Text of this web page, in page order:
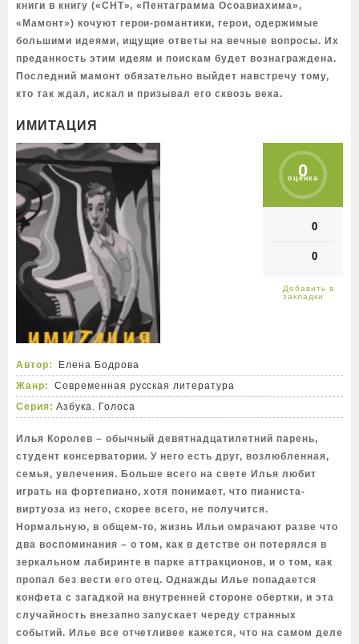
книги в книгу («СНТ», «Пентаграмма Осоавиахима»,
«Мамонт») кочуют герои-романтики, герои, одержимые
большими идеями, ищущие ответы на вечные вопросы. Их
преданность этим идеям и поискам будет вознаграждена.
Последний мамонт обязательно выйдет навстречу тому,
кто так ждал, искал и призывал его сквозь века.
ИМИТАЦИЯ
0
оценка
0
0
Автор:
Елена Бодрова
Жанр:
Современная русская литература
Серия: Азбука. Голоса
Илья Королев – обычный девятнадцатилетний парень,
студент консерватории. У него есть друг, возлюбленная,
семья, увлечения. Больше всего на свете Илья любит
играть на фортепиано, хотя понимает, что пианиста-
виртуоза из него, скорее всего, не получится.
Нормальную, в общем-то, жизнь Ильи омрачают разве что
два воспоминания – о том, как в детстве он потерялся в
зеркальном лабиринте в парке аттракционов, и о том, как
пропал без вести его отец. Однажды Илье попадается
конфета с загадкой на внутренней стороне обертки, и эта
случайность внезапно запускает череду странных
событий. Илье все отчетливее кажется, что на самом деле